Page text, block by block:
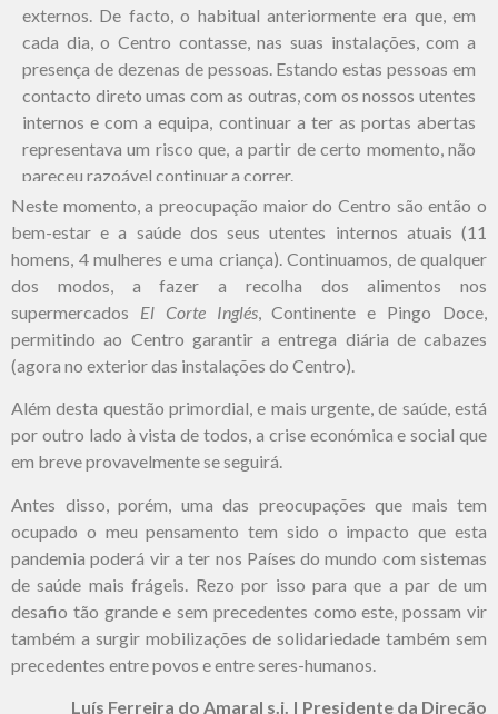
externos. De facto, o habitual anteriormente era que, em
cada dia, o Centro contasse, nas suas instalações, com a
presença de dezenas de pessoas. Estando estas pessoas em
contacto direto umas com as outras, com os nossos utentes
internos e com a equipa, continuar a ter as portas abertas
representava um risco que, a partir de certo momento, não
pareceu razoável continuar a correr.
Neste momento, a preocupação maior do Centro são então o
bem-estar e a saúde dos seus utentes internos atuais (11
homens, 4 mulheres e uma criança). Continuamos, de qualquer
dos modos, a fazer a recolha dos alimentos nos
supermercados El Corte Inglés, Continente e Pingo Doce,
permitindo ao Centro garantir a entrega diária de cabazes
(agora no exterior das instalações do Centro).
Além desta questão primordial, e mais urgente, de saúde, está
por outro lado à vista de todos, a crise económica e social que
em breve provavelmente se seguirá.
Antes disso, porém, uma das preocupações que mais tem
ocupado o meu pensamento tem sido o impacto que esta
pandemia poderá vir a ter nos Países do mundo com sistemas
de saúde mais frágeis. Rezo por isso para que a par de um
desafio tão grande e sem precedentes como este, possam vir
também a surgir mobilizações de solidariedade também sem
precedentes entre povos e entre seres-humanos.
Luís Ferreira do Amaral s.j. | Presidente da Direção